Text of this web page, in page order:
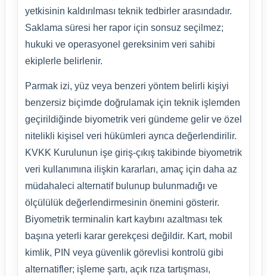
yetkisinin kaldırılması teknik tedbirler arasındadır.
Saklama süresi her rapor için sonsuz seçilmez;
hukuki ve operasyonel gereksinim veri sahibi
ekiplerle belirlenir.
Parmak izi, yüz veya benzeri yöntem belirli kişiyi
benzersiz biçimde doğrulamak için teknik işlemden
geçirildiğinde biyometrik veri gündeme gelir ve özel
nitelikli kişisel veri hükümleri ayrıca değerlendirilir.
KVKK Kurulunun işe giriş-çıkış takibinde biyometrik
veri kullanımına ilişkin kararları, amaç için daha az
müdahaleci alternatif bulunup bulunmadığı ve
ölçülülük değerlendirmesinin önemini gösterir.
Biyometrik terminalin kart kaybını azaltması tek
başına yeterli karar gerekçesi değildir. Kart, mobil
kimlik, PIN veya güvenlik görevlisi kontrolü gibi
alternatifler; işleme şartı, açık rıza tartışması,